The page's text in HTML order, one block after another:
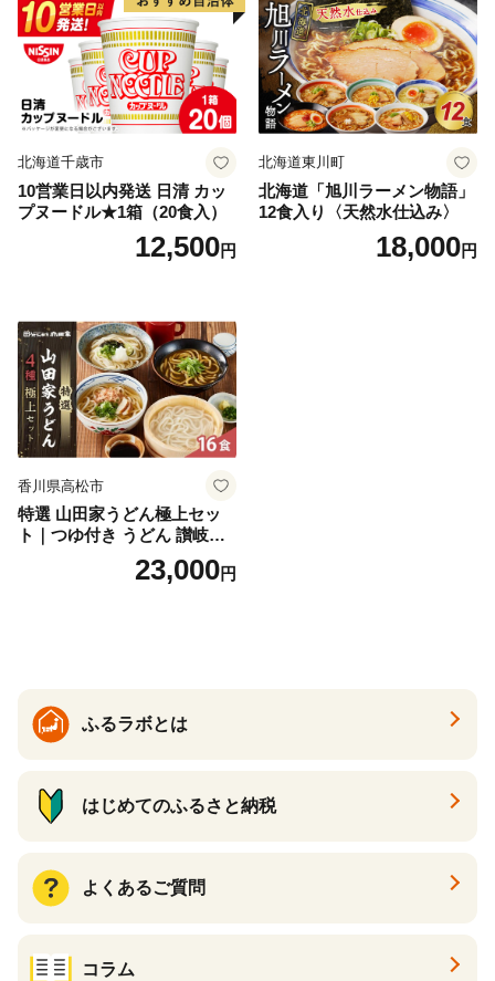
北海道千歳市
10営業日以内発送 日清 カッ
プヌードル★1箱（20食入）
12,500円
北海道東川町
北海道「旭川ラーメン物語」
12食入り〈天然水仕込み〉
18,000円
香川県高松市
特選 山田家うどん極上セッ
ト｜つゆ付き うどん 讃岐う
どん さぬきうどん 生麵 うど
んセット カレーうどん 生う
23,000円
ふるラボとは
はじめてのふるさと納税
よくあるご質問
コラム